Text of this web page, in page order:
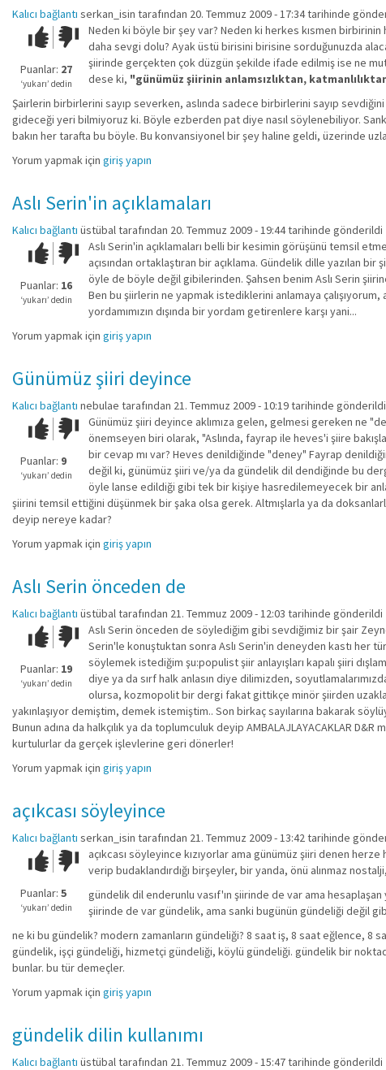
Kalıcı bağlantı serkan_isin tarafından 20. Temmuz 2009 - 17:34 tarihinde
Çok iyi!O
kadar
iyi
değil!
Puanlar: 27
‘yukarı’ dedin
Neden ki böyle bir şey var? Neden ki herkes kısmen birbirinin
daha sevgi dolu? Ayak üstü birisini birisine sorduğunuzda
şiirinde gerçekten çok düzgün şekilde ifade edilmiş ise ne
dese ki, "günümüz şiirinin anlamsızlıktan,
Şairlerin birbirlerini sayıp severken, aslında sadece birbirlerini sayıp
gideceği yeri bilmiyoruz ki. Böyle ezberden pat diye nasıl söylenebiliyor.
bakın her tarafta bu böyle. Bu konvansiyonel bir şey haline geldi, üzerinde
Yorum yapmak için giriş yapın
Aslı Serin'in açıklamaları
Kalıcı bağlantı üstübaltarafından 20. Temmuz 2009 - 19:44 tarihinde gönderildi
Çok iyi!O
kadar
iyi
değil!
Puanlar: 16
‘yukarı’ dedin
Aslı Serin'in açıklamaları belli bir kesimin görüşünü temsil
açısından ortaklaştıran bir açıklama. Gündelik dille yazılan
öyle de böyle değil gibilerinden. Şahsen benim Aslı Serin
Ben bu şiirlerin ne yapmak istediklerini anlamaya
yordamımızın dışında bir yordam getirenlere karşı yani...
Yorum yapmak için giriş yapın
Günümüz şiiri deyince
Kalıcı bağlantı nebulae tarafından 21. Temmuz 2009 - 10:19 tarihinde gönderildi
Çok iyi!O
kadar
iyi
değil!
Puanlar: 9
‘yukarı’ dedin
Günümüz şiiri deyince aklımıza gelen, gelmesi gereken ne
önemseyen biri olarak, "Aslında, fayrap ile heves'i şiire
bir cevap mı var? Heves denildiğinde "deney" Fayrap
değil ki, günümüz şiiri ve/ya da gündelik dil dendiğinde bu
öyle lanse edildiği gibi tek bir kişiye hasredilemeyecek bir
şiirini temsil ettiğini düşünmek bir şaka olsa gerek. Altmışlarla ya da
deyip nereye kadar?
Yorum yapmak için giriş yapın
Aslı Serin önceden de
Kalıcı bağlantı üstübaltarafından 21. Temmuz 2009 - 12:03 tarihinde gönderildi
Çok iyi!O
kadar
iyi
değil!
Puanlar: 19
‘yukarı’ dedin
Aslı Serin önceden de söylediğim gibi sevdiğimiz bir şair
Serin'le konuştuktan sonra Aslı Serin'in deneyden kastı her
söylemek istediğim şu:populist şiir anlayışları kapalı şiiri
diye ya da sırf halk anlasın diye dilimizden,
olursa, kozmopolit bir dergi fakat gittikçe minör şiirden
yakınlaşıyor demiştim, demek istemiştim.. Son birkaç sayılarına bakarak
Bunun adına da halkçılık ya da toplumculuk deyip AMBALAJLAYACAKLAR
kurtulurlar da gerçek işlevlerine geri dönerler!
Yorum yapmak için giriş yapın
açıkcası söyleyince
Kalıcı bağlantı serkan_isin tarafından 21. Temmuz 2009 - 13:42 tarihinde
Çok iyi!O
kadar
iyi
değil!
Puanlar: 5
‘yukarı’ dedin
açıkcası söyleyince kızıyorlar ama günümüz şiiri denen
verip budaklandırdığı birşeyler, bir yanda, önü alınmaz
gündelik dil enderunlu vasıf'ın şiirinde de var ama
şiirinde de var gündelik, ama sanki bugünün gündeliği değil
ne ki bu gündelik? modern zamanların gündeliği? 8 saat iş, 8 saat eğlence,
gündelik, işçi gündeliği, hizmetçi gündeliği, köylü gündeliği. gündelik bir
bunlar. bu tür demeçler.
Yorum yapmak için giriş yapın
gündelik dilin kullanımı
Kalıcı bağlantı üstübaltarafından 21. Temmuz 2009 - 15:47 tarihinde gönderildi